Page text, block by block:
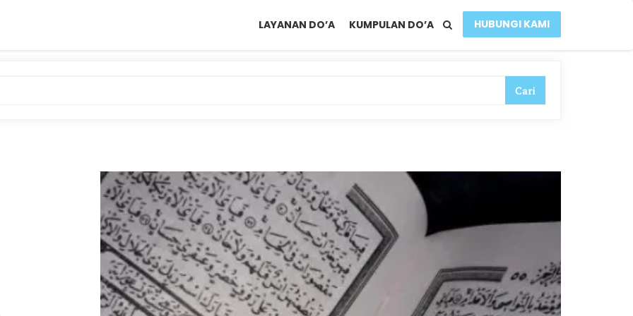
LAYANAN DO’A KUMPULAN DO’A HUBUNGI KAMI